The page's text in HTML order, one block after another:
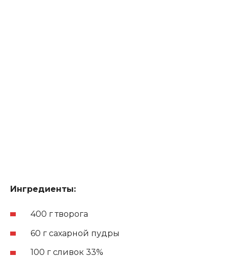
Ингредиенты:
400 г творога
60 г сахарной пудры
100 г сливок 33%